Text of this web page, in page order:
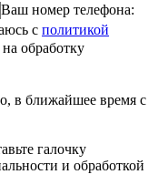
Ваш номер телефона:
с политикой
обработку
в ближайшее время с
галочку
и обработкой